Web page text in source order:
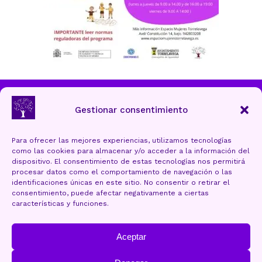
Gestionar consentimiento
Para ofrecer las mejores experiencias, utilizamos tecnologías
como las cookies para almacenar y/o acceder a la información del
dispositivo. El consentimiento de estas tecnologías nos permitirá
procesar datos como el comportamiento de navegación o las
identificaciones únicas en este sitio. No consentir o retirar el
consentimiento, puede afectar negativamente a ciertas
características y funciones.
Aceptar
Ayuntamiento de Torrelavega
Aviso Legal y Protección de datos
Política de cookies (UE)
Accesibilidad
Mapa Web